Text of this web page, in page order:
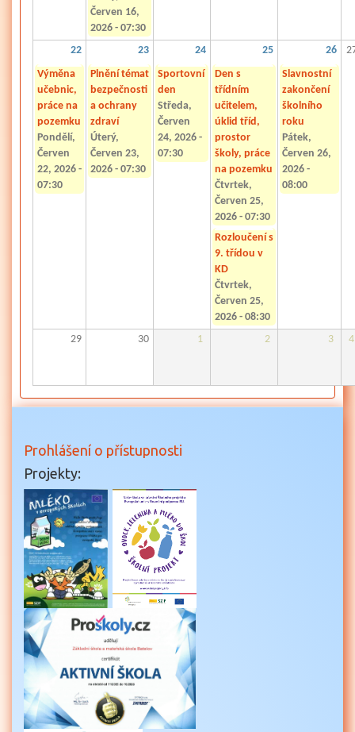
Červen 16,
2026 - 07:30
22
23 24 25 26
Výměna
učebnic,
práce na
pozemku
Pondělí,
Červen
22, 2026 -
07:30
Plnění témat
bezpečnosti
a ochrany
zdraví
Úterý,
Červen 23,
2026 - 07:30
Sportovní
den
Středa,
Červen
24, 2026 -
07:30
Den s
třídním
učitelem,
úklid tříd,
prostor
školy, práce
na pozemku
Čtvrtek,
Červen 25,
2026 - 07:30
Rozloučení s
9. třídou v
KD
Čtvrtek,
Červen 25,
2026 - 08:30
Slavnostní
zakončení
školního
roku
Pátek,
Červen 26,
2026 -
08:00
29 30 1 2 3 4
Prohlášení o přístupnosti
Projekty: